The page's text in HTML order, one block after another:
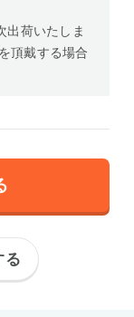
出荷いたしま
頂戴する場合
る